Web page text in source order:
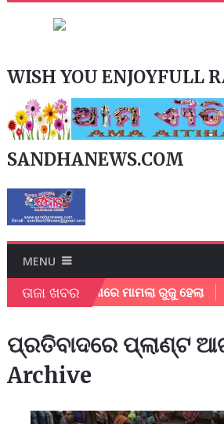
WISH YOU ENJOYFULL
SANDHANEWS.COM
MENU
ତାଜା ଖବର
ରୋଡ ଥାନାରେ ମାମଲା ରୁଜୁ ହେଲା
ପ୍ରତିବାଦରେ ପ୍ଲାଣ୍ଟ
Archive